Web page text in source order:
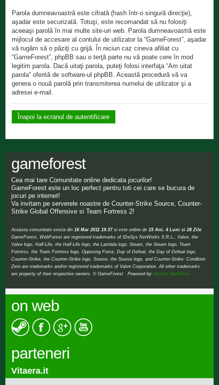
Parola dumneavoastră este cifrată (hash într-o singură direcţie),
aşadar este securizată. Totuşi, este recomandat să nu folosiţi
aceeaşi parolă în mai multe site-uri web. Parola dumneavoastră este
mijlocul de accesare al contului de utilizator la “GameForest”, aşadar
vă rugăm să o păziţi cu grijă. În niciun caz cineva afiliat cu
“GameForest”, phpBB sau o terţă parte nu vă poate cere în mod
legitim parola. Dacă uitaţi parola, puteţi folosi interfaţa “Am uitat
parola” oferită de software-ul phpBB. Această procedură vă va
genera o nouă parolă prin transmiterea numelui de utilizator şi a
adresei e-mail.
Înapoi la ecranul de autentificare
gameforest
Cea mai tare Comunitate online dedicata jocurilor!
GameForest este un loc perfect pentru toti cei care se bucura de
jocuri pe internet!
Va invitam pe serverele noastre de Counter-Strike Source, Counter-
Strike Global Offensive si Team Fortress 2!
Aceasta comunitate exista din 16 Mar 2011 19:37si este online de 15 Ani, 4 Luni si 28 Zile
GameForest, WebForest are registered trademarks of IDeSys NetWorks S.R.L., Valve, the
Valve logo, Half-Life, the Half-Life logo, the Lambda logo, Steam, the Steam logo, Team
Fortress, the Team Fortress logo, Opposing Force, Day of Defeat, the Day of Defeat logo,
Counter-Strike, the Counter-Strike logo, Source, the Source logo, and Counter-Strike: Condition
Zero are trademarks and/or registered trademarks of Valve Corporation. All other trademarks
are property of their respective owners. © GameForest Powered byIDeSys NetWorks
on web
parteneri
Vitaera.it